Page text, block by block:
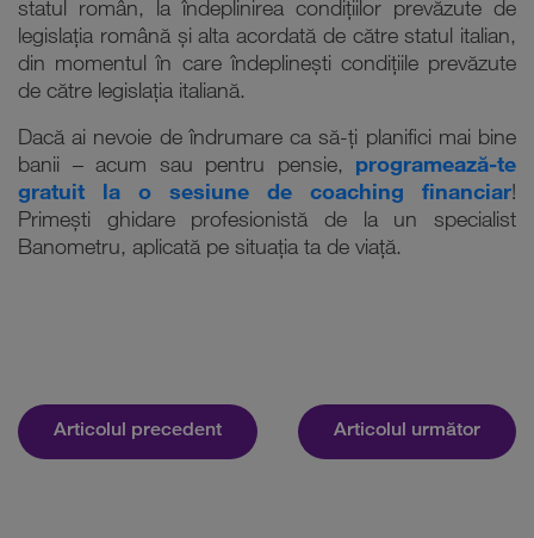
statul român, la îndeplinirea condițiilor prevăzute de
legislația română și alta acordată de către statul italian,
din momentul în care îndeplinești condițiile prevăzute
de către legislația italiană.
Dacă ai nevoie de îndrumare ca să-ți planifici mai bine
banii – acum sau pentru pensie, programează-te
gratuit la o sesiune de coaching financiar!
Primești ghidare profesionistă de la un specialist
Banometru, aplicată pe situația ta de viață.
Articolul precedent Articolul următor